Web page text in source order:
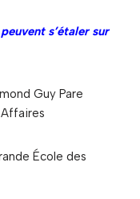
s’étaler sur
Guy Pare
École des